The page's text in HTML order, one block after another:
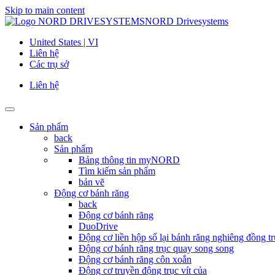
Skip to main content
NORD Drivesystems
United States | VI
Liên hệ
Các trụ sở
Liên hệ
Sản phẩm
back
Sản phẩm
Bảng thông tin myNORD
Tìm kiếm sản phẩm
bản vẽ
Động cơ bánh răng
back
Động cơ bánh răng
DuoDrive
Động cơ liền hộp số lại bánh răng nghiêng đồng
Động cơ bánh răng trục quay song song
Động cơ bánh răng côn xoắn
Động cơ truyền động trục vít của